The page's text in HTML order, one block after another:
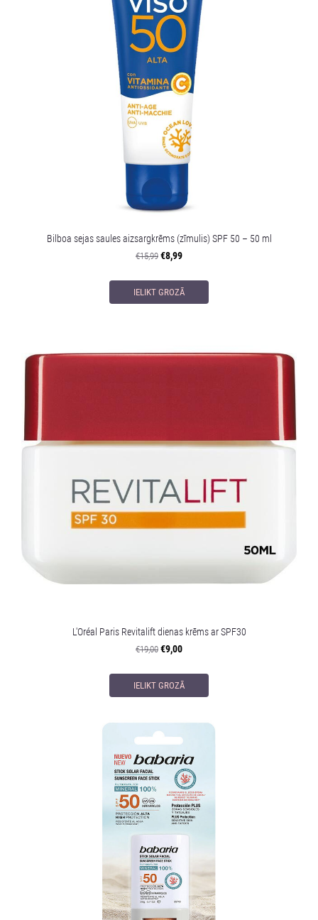
Bilboa sejas saules aizsargkrēms (zīmulis) SPF 50 – 50 ml
€15,99 €8,99
IELIKT GROZĀ
L'Oréal Paris Revitalift dienas krēms ar SPF30
€19,00 €9,00
IELIKT GROZĀ